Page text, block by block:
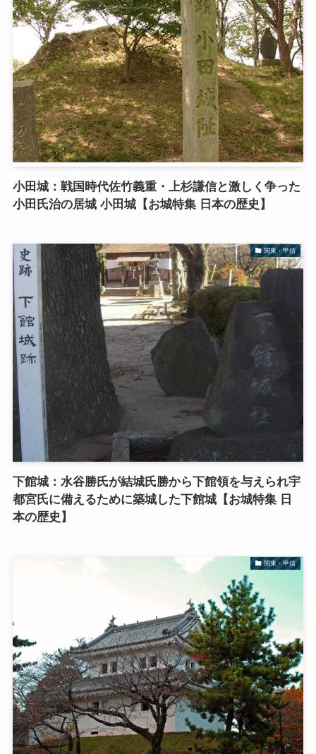
小田城：戦国時代佐竹義重・上杉謙信と激しく争った
小田氏治の居城 小田城【お城特集 日本の歴史】
関東・甲信
下館城：水谷勝氏が結城氏勝から下館領を与えられ宇
都宮氏に備えるために築城した下館城【お城特集 日
本の歴史】
関東・甲信